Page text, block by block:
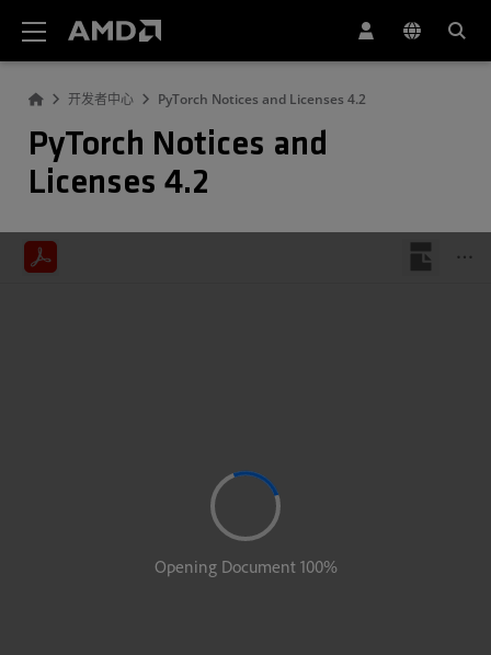
开发者中心 PyTorch Notices and Licenses 4.2
PyTorch Notices and
Licenses 4.2